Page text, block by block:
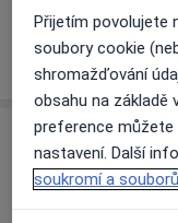
Adresa
Ordinace
Přijetím povolujete
soubory cookie
shromažďování
obsahu na základě
preference
nastavení. Další
soukromí a